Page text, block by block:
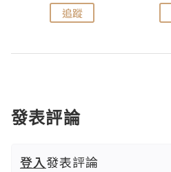
追蹤
發表評論
登入發表評論